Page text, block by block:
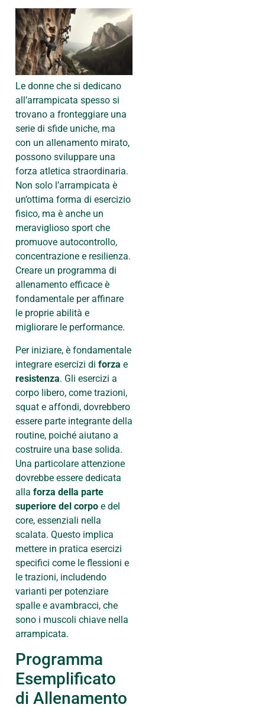
Le donne che si dedicano
all’arrampicata spesso si
trovano a fronteggiare una
serie di sfide uniche, ma
con un allenamento mirato,
possono sviluppare una
forza atletica straordinaria.
Non solo l’arrampicata è
un’ottima forma di esercizio
fisico, ma è anche un
meraviglioso sport che
promuove autocontrollo,
concentrazione e resilienza.
Creare un programma di
allenamento efficace è
fondamentale per affinare
le proprie abilità e
migliorare le performance.
Per iniziare, è fondamentale
integrare esercizi di forza e
resistenza. Gli esercizi a
corpo libero, come trazioni,
squat e affondi, dovrebbero
essere parte integrante della
routine, poiché aiutano a
costruire una base solida.
Una particolare attenzione
dovrebbe essere dedicata
alla forza della parte
superiore del corpo e del
core, essenziali nella
scalata. Questo implica
mettere in pratica esercizi
specifici come le flessioni e
le trazioni, includendo
varianti per potenziare
spalle e avambracci, che
sono i muscoli chiave nella
arrampicata.
Programma
Esemplificato
di Allenamento